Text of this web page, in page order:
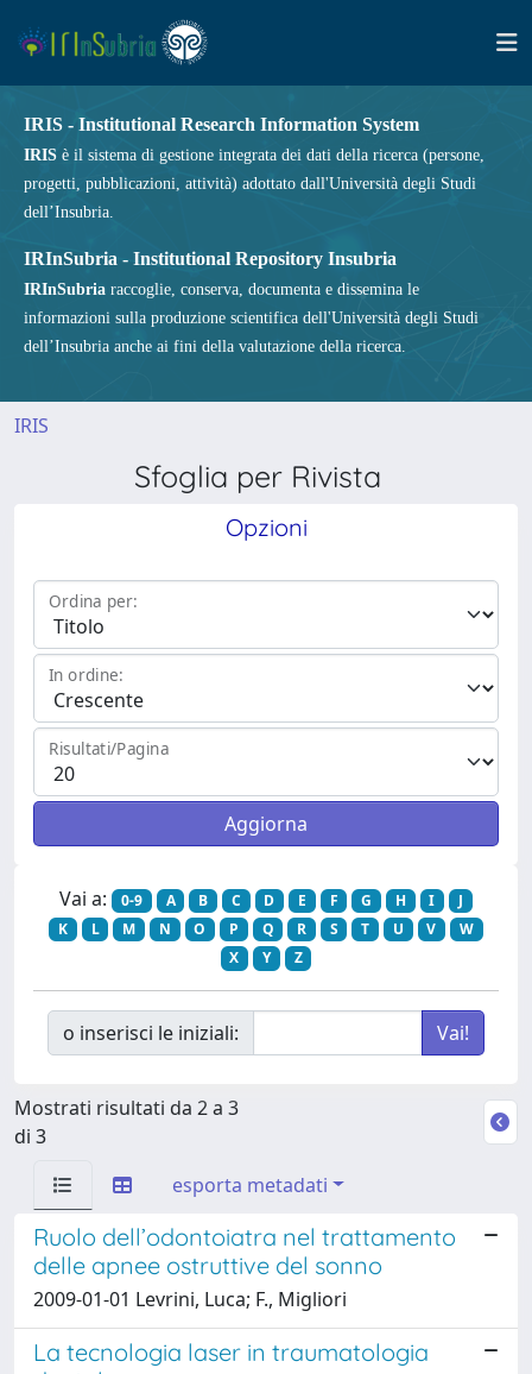
IRIS - Institutional Research Information System
IRIS è il sistema di gestione integrata dei dati della ricerca (persone,
progetti, pubblicazioni, attività) adottato dall'Università degli Studi
dell’Insubria.
IRInSubria - Institutional Repository Insubria
IRInSubria raccoglie, conserva, documenta e dissemina le
informazioni sulla produzione scientifica dell'Università degli Studi
dell’Insubria anche ai fini della valutazione della ricerca.
IRIS
Sfoglia per Rivista
Opzioni
Ordina per:
In ordine:
Risultati/Pagina
Vai a: 0-9 A B C D E F G H I
J
K
L M N O P Q R S T U V
W
X
Y Z
o inserisci le iniziali:
Mostrati risultati da 2 a 3
di 3
esporta metadati
Ruolo dell’odontoiatra nel trattamento
delle apnee ostruttive del sonno
2009-01-01 Levrini, Luca; F., Migliori
La tecnologia laser in traumatologia